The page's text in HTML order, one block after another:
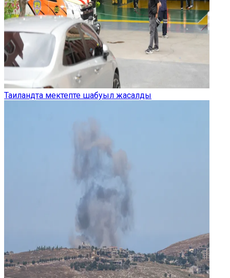
Таиландта мектепте шабуыл жасалды